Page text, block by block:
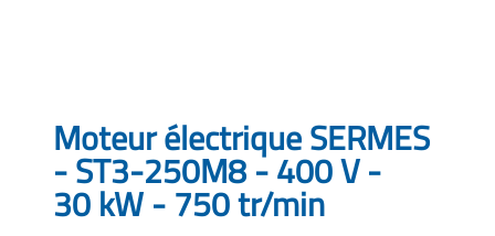
Moteur électrique SERMES
- ST3-250M8 - 400 V -
30 kW - 750 tr/min